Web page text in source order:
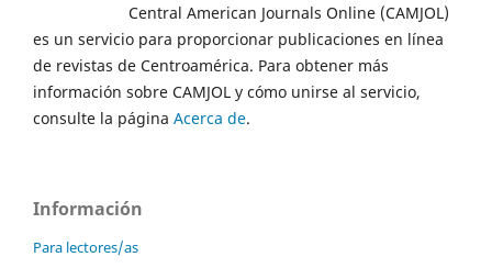
Central American Journals Online (CAMJOL)
es un servicio para proporcionar publicaciones en línea
de revistas de Centroamérica. Para obtener más
información sobre CAMJOL y cómo unirse al servicio,
consulte la página Acerca de.
Información
Para lectores/as